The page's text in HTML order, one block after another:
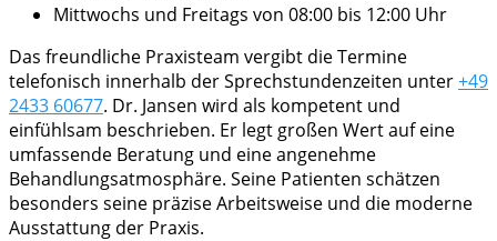
Mittwochs und Freitags von 08:00 bis 12:00 Uhr
Das freundliche Praxisteam vergibt die Termine
telefonisch innerhalb der Sprechstundenzeiten unter+49
2433 60677. Dr. Jansen wird als kompetent und
einfühlsam beschrieben. Er legt großen Wert auf eine
umfassende Beratung und eine angenehme
Behandlungsatmosphäre. Seine Patienten schätzen
besonders seine präzise Arbeitsweise und die moderne
Ausstattung der Praxis.